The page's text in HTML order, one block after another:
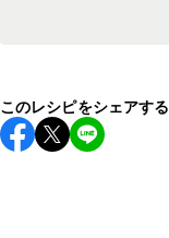
このレシピをシェアする